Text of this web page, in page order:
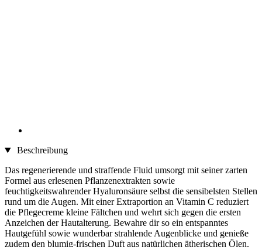
Beschreibung
Das regenerierende und straffende Fluid umsorgt mit seiner zarten
Formel aus erlesenen Pflanzenextrakten sowie
feuchtigkeitswahrender Hyaluronsäure selbst die sensibelsten Stellen
rund um die Augen. Mit einer Extraportion an Vitamin C reduziert
die Pflegecreme kleine Fältchen und wehrt sich gegen die ersten
Anzeichen der Hautalterung. Bewahre dir so ein entspanntes
Hautgefühl sowie wunderbar strahlende Augenblicke und genieße
zudem den blumig-frischen Duft aus natürlichen ätherischen Ölen.